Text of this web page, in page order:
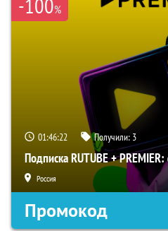
%
01:46:22 Получили: 3
Подписка RUTUBE +
Россия
Промокод